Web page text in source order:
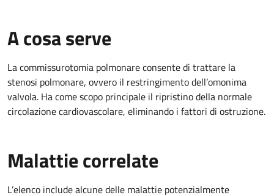
A cosa serve
La commissurotomia polmonare consente di trattare la
stenosi polmonare, ovvero il restringimento dell’omonima
valvola. Ha come scopo principale il ripristino della normale
circolazione cardiovascolare, eliminando i fattori di ostruzione.
Malattie correlate
L’elenco include alcune delle malattie potenzialmente